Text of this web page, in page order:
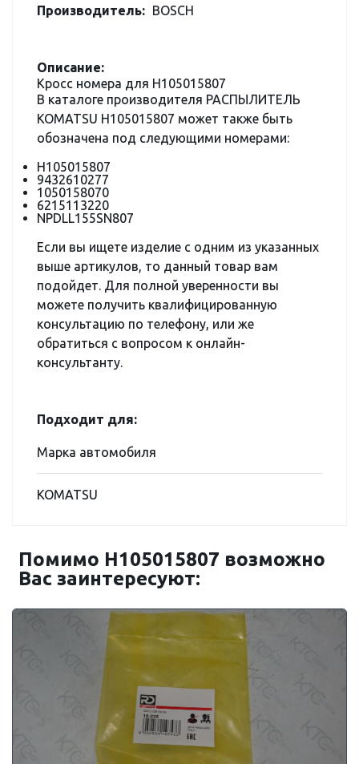
Производитель: BOSCH
Описание:
Кросс номера для H105015807
В каталоге производителя РАСПЫЛИТЕЛЬ
KOMATSU H105015807 может также быть
обозначена под следующими номерами:
H105015807
9432610277
1050158070
6215113220
NPDLL155SN807
Если вы ищете изделие с одним из указанных
выше артикулов, то данный товар вам
подойдет. Для полной уверенности вы
можете получить квалифицированную
консультацию по телефону, или же
обратиться с вопросом к онлайн-
консультанту.
Подходит для:
Марка автомобиля
KOMATSU
Помимо H105015807 возможно
Вас заинтересуют: